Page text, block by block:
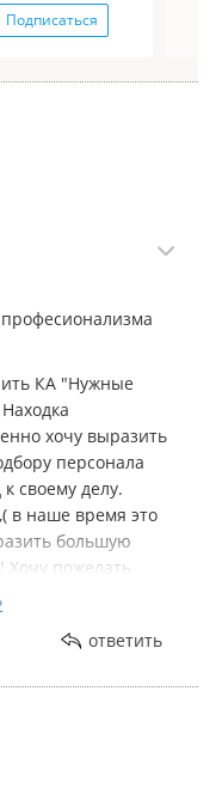
Подписаться
КА "Нужные
хочу выразить
персонала
своему делу.
в наше время это
большую
Хочу пожелать
это единственное
которое
ответить